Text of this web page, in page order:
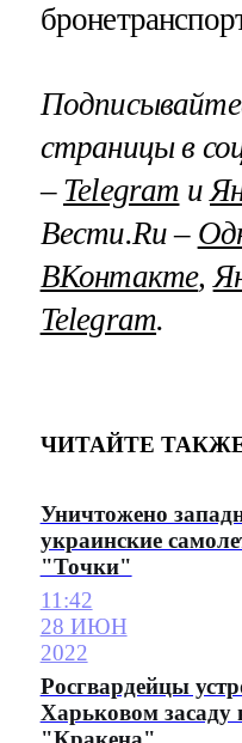
страницы в
– Telegram и
Вести.Ru –
ВКонтакте,
Telegram.
ЧИТАЙТЕ
Уничтожено
украинские
"Точки"
11:42
28 ИЮН
2022
Росгвардейцы
Харьковом засаду